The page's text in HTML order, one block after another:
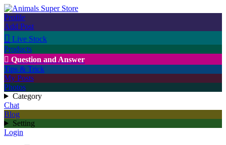
Profile
Add Post
 Live Stock
Products
 Question and Answer
Tips & Trick
My Posts
Photos
Category
Chat
Blog
Setting
Login